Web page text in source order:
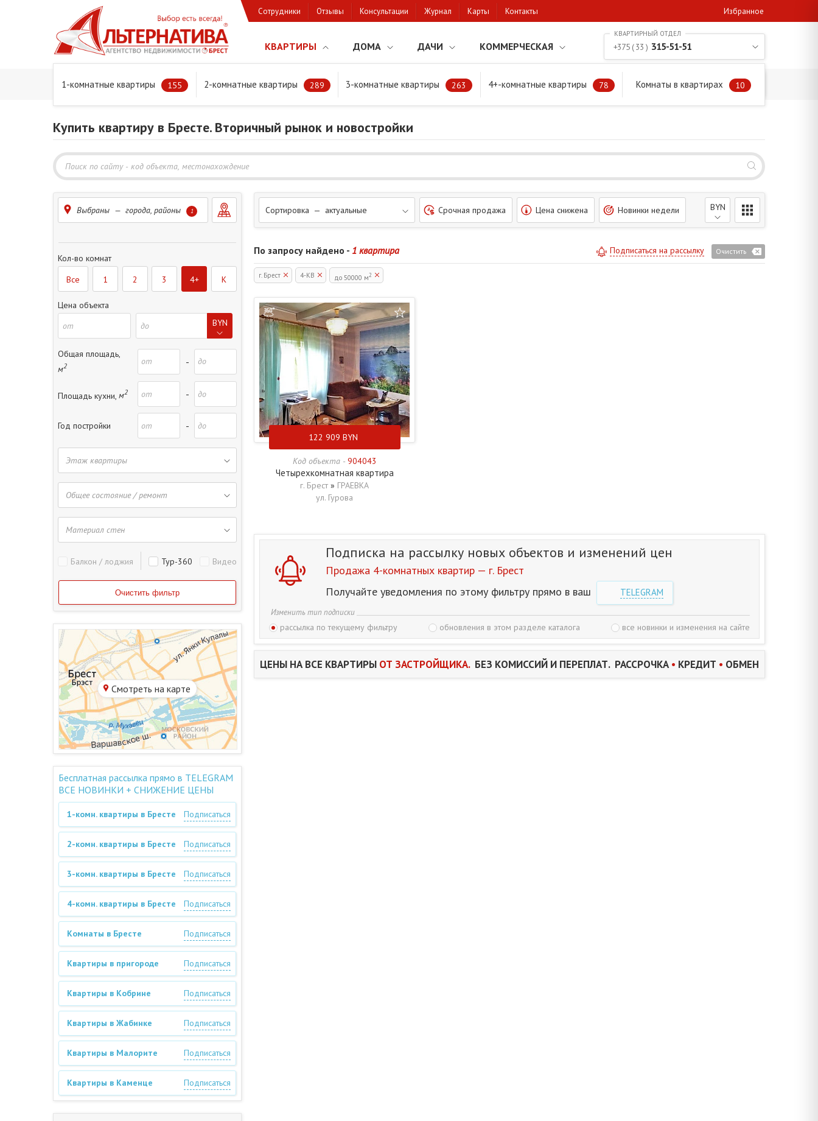
Сотрудники Отзывы Консультации Журнал Карты Контакты Избранное
КВАРТИРЫ ДОМА ДАЧИ КОММЕРЧЕСКАЯ
1-комнатные квартиры 155 2-комнатные квартиры 289 3-комнатные квартиры 263 4+-комнатные квартиры 78 Комнаты в квартирах 10
+375 ( 33 ) 315-51-51
Главная Предложения Квартиры
Купить квартиру в Бресте. Вторичный рынок и новостройки
Выбраны — города, районы 1
Кол-во комнат
Все
1 2 3 4+ K
Цена объекта
BYN
Общая площадь,
м2 -
Площадь кухни, м2 -
Год постройки -
Балкон / лоджия Тур-360 Видео
Смотреть на карте
Бесплатная рассылка прямо в TELEGRAM
ВСЕ НОВИНКИ + СНИЖЕНИЕ ЦЕНЫ
1-комн. квартиры в Бресте Подписаться
2-комн. квартиры в Бресте Подписаться
3-комн. квартиры в Бресте Подписаться
4-комн. квартиры в Бресте Подписаться
Комнаты в Бресте Подписаться
Квартиры в пригороде Подписаться
Квартиры в Кобрине Подписаться
Квартиры в Жабинке Подписаться
Квартиры в Малорите Подписаться
Квартиры в Каменце Подписаться
Сортировка — актуальные Срочная продажа Цена снижена Новинки недели BYN
По запросу найдено - 1 квартира Очистить
Подписаться на рассылку
г. Брест 4-КВ до 50000 м2
122 909 BYN
Код объекта - 904043
Четырехкомнатная квартира
г. Брест » ГРАЕВКА
ул. Гурова
Подписка на рассылку новых объектов и изменений цен
Продажа 4-комнатных квартир — г. Брест
Получайте уведомления по этому фильтру прямо в ваш
TELEGRAM
Изменить тип подписки
рассылка по текущему фильтру обновления в этом разделе каталога все новинки и изменения на сайте
ЦЕНЫ НА ВСЕ КВАРТИРЫ ОТ ЗАСТРОЙЩИКА.БЕЗ КОМИССИЙ И ПЕРЕПЛАТ. РАССРОЧКА • КРЕДИТ • ОБМЕН